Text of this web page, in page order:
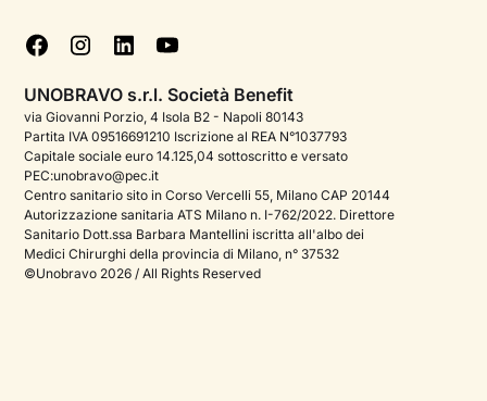
Podcast di psicologia
Corporate
Psicologo italiano all'estero
Approfondimenti sulla salute mentale
Sala stampa
Cookie policy
Gestisci cookie
UNOBRAVO s.r.l. Società Benefit
via Giovanni Porzio, 4 Isola B2 - Napoli 80143
Partita IVA 09516691210 Iscrizione al REA N°1037793
Capitale sociale euro 14.125,04 sottoscritto e versato
PEC:unobravo@pec.it
Centro sanitario sito in Corso Vercelli 55, Milano CAP 20144
Autorizzazione sanitaria ATS Milano n. I-762/2022. Direttore
Sanitario Dott.ssa Barbara Mantellini iscritta all'albo dei
Medici Chirurghi della provincia di Milano, n° 37532
©Unobravo 2026 / All Rights Reserved